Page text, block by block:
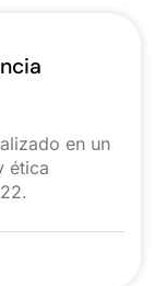
en un
ética